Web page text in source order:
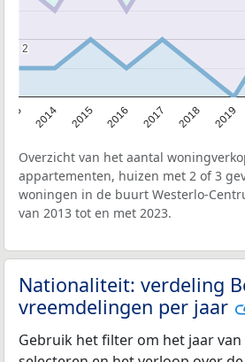
2014 2015 2016 2017 2018 2019
2
2
Overzicht van het aantal
appartementen, huizen met 2 of 3
woningen in de buurt Westerlo-
van 2013 tot en met 2023.
Nationaliteit: verdeling
vreemdelingen per jaar
Gebruik het filter om het jaar